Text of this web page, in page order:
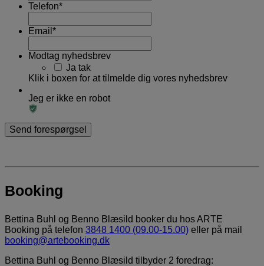
Telefon*
Email *
Modtag nyhedsbrev
Ja tak
Klik i boxen for at tilmelde dig vores nyhedsbrev
Jeg er ikke en robot
Booking
Bettina Buhl og Benno Blæsild booker du hos ARTE
Booking på telefon 3848 1400 (09.00-15.00) eller på mail
booking@artebooking.dk
Bettina Buhl og Benno Blæsild tilbyder 2 foredrag: